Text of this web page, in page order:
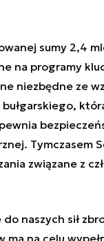
sumy 2,4
na programy
niezbędne ze
Tymczasem
związane z
naszych sił
ma na celu